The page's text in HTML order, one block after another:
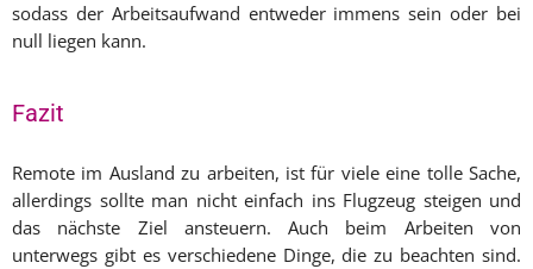
sodass der Arbeitsaufwand entweder immens sein oder bei
null liegen kann.
Fazit
Remote im Ausland zu arbeiten, ist für viele eine tolle Sache,
allerdings sollte man nicht einfach ins Flugzeug steigen und
das nächste Ziel ansteuern. Auch beim Arbeiten von
unterwegs gibt es verschiedene Dinge, die zu beachten sind.